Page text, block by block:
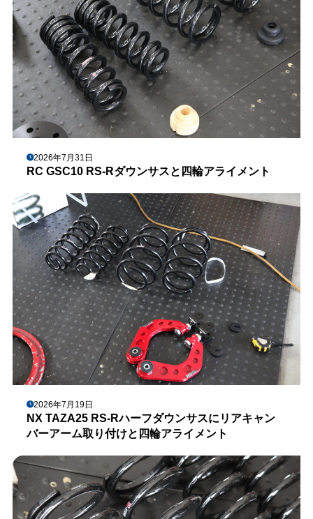
2026年7月31日
RC GSC10 RS-Rダウンサスと四輪アライメント
2026年7月19日
NX TAZA25 RS-Rハーフダウンサスにリアキャン
バーアーム取り付けと四輪アライメント